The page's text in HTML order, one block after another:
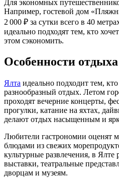
Для экономных
Например, гостевой дом
2 000 ₽ за сутки всего в 40
идеально подходят тем, кто
этом сэкономить.
Особенности
Ялта идеально подходит тем,
разнообразный отдых. Летом
проходят вечерние концерты,
прогулки, катание на яхтах,
делают отдых насыщенным и
Любители гастрономии оценят
блюдами из свежих
культурные развлечения, в Ялте
выставки, театральные
дворцам и музеям.